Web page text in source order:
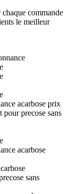
commande
le meilleur
acarbose prix
pour precose sans
acarbose
sans